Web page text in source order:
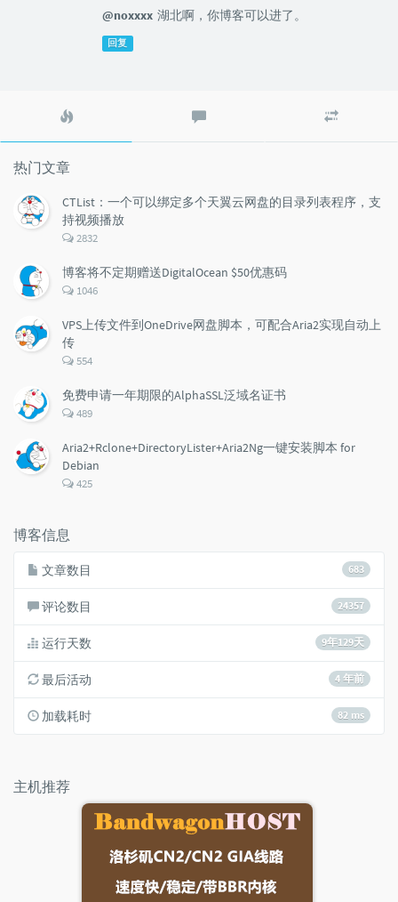
@noxxxx 湖北啊，你博客可以进了。
回复
文
评
文
热门文章
CTList：一个可以绑定多个天翼云网盘的目录列表程序，支
持视频播放
评
数：
2832
博客将不定期赠送DigitalOcean $50优惠码
评
数：
1046
VPS上传文件到OneDrive网盘脚本，可配合Aria2实现自动上
传
评
数：
554
免费申请一年期限的AlphaSSL泛域名证书
评
数：
489
Aria2+Rclone+DirectoryLister+Aria2Ng一键安装脚本 for
Debian
评
425
博客信息
683
文章数目
24357
评论数目
9年129天
运行天数
4 年前
最后活动
82 ms
加载耗时
主机推荐